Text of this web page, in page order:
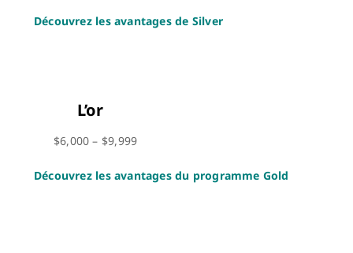
Découvrez les avantages de Silver
L’or
$6,000 – $9,999
Découvrez les avantages du programme Gold